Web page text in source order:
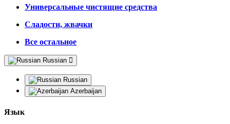
Универсальные чистящие средства
Сладости, жвачки
Все остальное
Russian
Russian
Azerbaijan
Язык